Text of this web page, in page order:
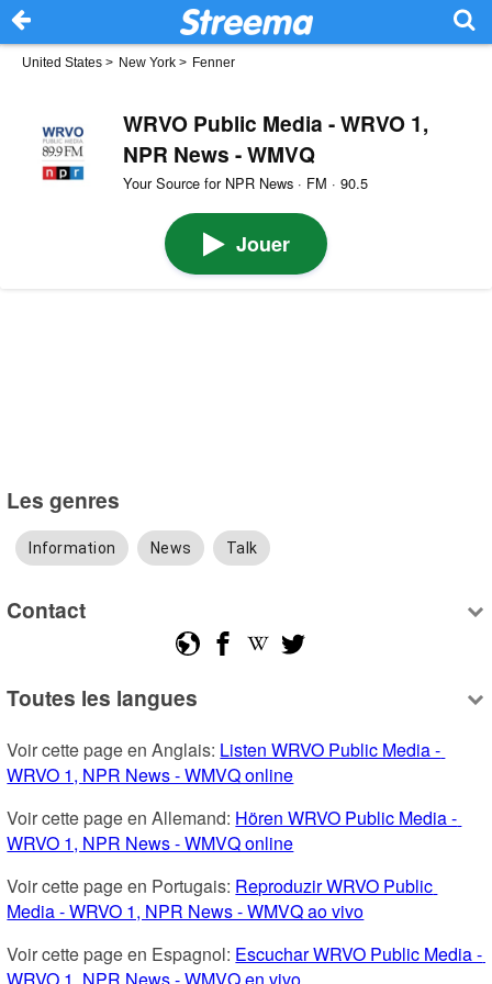
United States > New York > Fenner
WRVO Public Media - WRVO 1,
NPR News - WMVQ
Your Source for NPR News · FM · 90.5
Jouer
Les genres
Information News Talk
Contact
Toutes les langues
Voir cette page en Anglais: Listen WRVO Public Media -
WRVO 1, NPR News - WMVQ online
Voir cette page en Allemand: Hören WRVO Public Media -
WRVO 1, NPR News - WMVQ online
Voir cette page en Portugais: Reproduzir WRVO Public
Media - WRVO 1, NPR News - WMVQ ao vivo
Voir cette page en Espagnol: Escuchar WRVO Public Media -
WRVO 1, NPR News - WMVQ en vivo